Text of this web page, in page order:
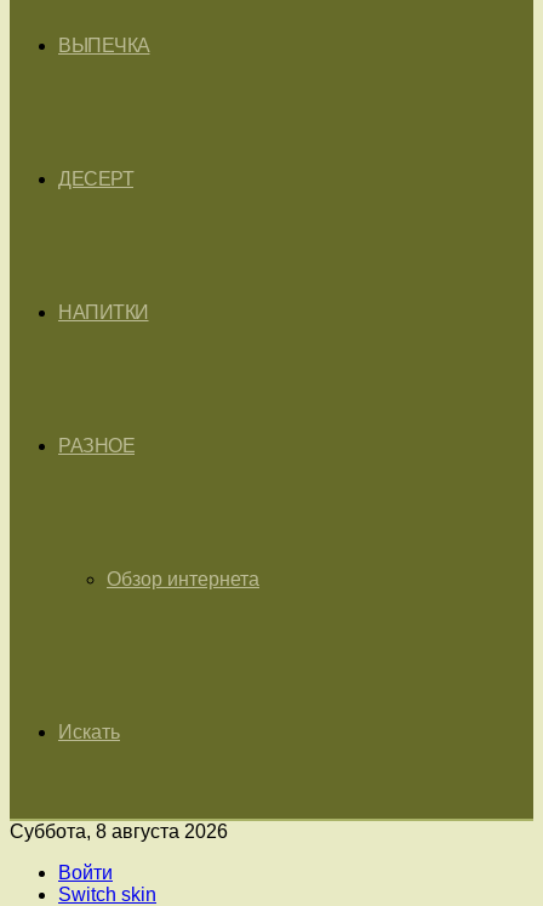
ВЫПЕЧКА
ДЕСЕРТ
НАПИТКИ
РАЗНОЕ
Обзор интернета
Искать
Суббота, 8 августа 2026
Войти
Switch skin